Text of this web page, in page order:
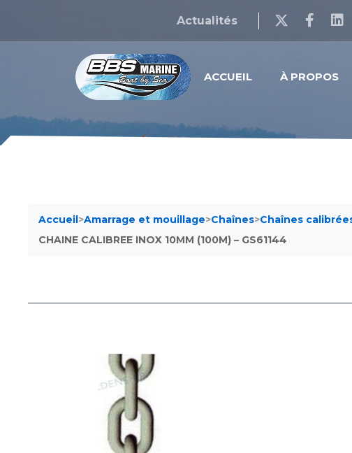
Actualités
ACCUEIL À PROPOS
Accueil>Amarrage et mouillage>Chaînes>Chaînes
CHAINE CALIBREE INOX 10MM (100M) – GS61144